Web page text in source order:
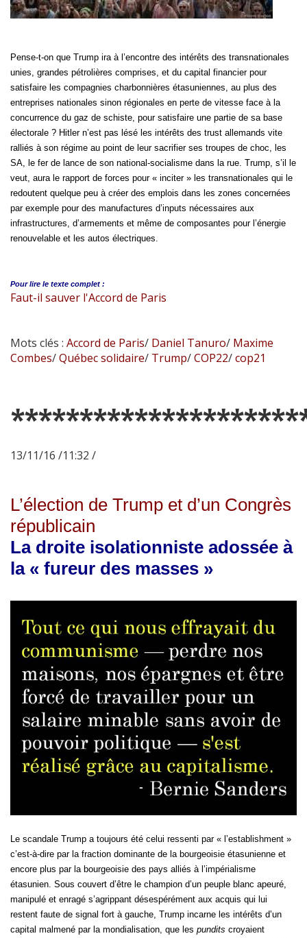
Pense-t-on que Trump ira à l’encontre des intérêts des transnationales
unies, grandes pétrolières comprises, et du capital financier pour
satisfaire les compagnies charbonnières étasuniennes, au plus des
entreprises nationales sinon régionales en perte de vitesse face à la
concurrence du gaz de schiste, pour satisfaire une partie de sa base
électorale ? Hitler n’est pas lésé les intérêts des trust allemands vite
ralliés à son régime au point de leur sacrifier ses troupes de choc, les
SA, le fer de lance de son national-socialisme dans la rue. Trump, s’il le
veut, aura le rapport de forces pour « inciter » les transnationales qui le
redoutent quelque peu à créer des emplois dans les zones concernées
par exemple pour des manufactures d’inputs nécessaires aux
infrastructures, d’armements et même de composantes pour l’énergie
renouvelable et les autos électriques.
Pour lire le texte complet :
Faut-il sauver l'Accord de Paris
Mots clés : Accord de Paris/ Daniel Tanuro/ Maxime
Combes/Québec solidaire/ Trump/COP22/cop21
13/11/16 /11:32 /
L’élection de Trump et d’un Congrès
républicain
La droite isolationniste adossée à
la « fureur des masses »
Le scandale Trump a toujours été celui ressenti par « l’establishment »
c’est-à-dire par la fraction dominante de la bourgeoisie étasunienne et
encore plus par la bourgeoisie des pays alliés à l’impérialisme
étasunien. Sous couvert d’être le champion d’un peuple blanc apeuré,
manipulé et enragé s’agrippant désespérément aux acquis qui lui
restent faute de signal fort à gauche, Trump incarne les intérêts d’un
capital malmené par la mondialisation, que les pundits croyaient